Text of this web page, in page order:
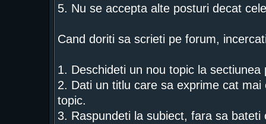
5. Nu se accepta alte posturi decat
Cand doriti sa scrieti pe forum,
1. Deschideti un nou topic la sectiunea
2. Dati un titlu care sa exprime cat
topic.
3. Raspundeti la subiect, fara sa bateti